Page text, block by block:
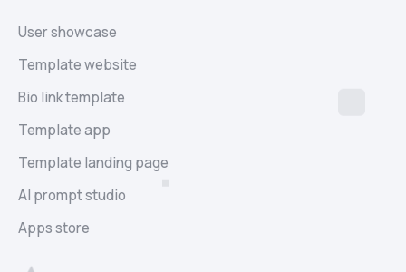
User showcase
Template website
Bio link template
Template app
Template landing page
AI prompt studio
Apps store